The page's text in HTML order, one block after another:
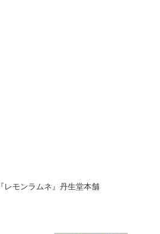
『レモンラムネ』丹生堂本舗